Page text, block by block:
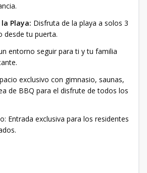
Playa: Disfruta de la playa a solos 3
desde tu puerta.
entorno seguir para ti y tu familia
exclusivo con gimnasio, saunas,
de BBQ para el disfrute de todos los
Entrada exclusiva para los residentes